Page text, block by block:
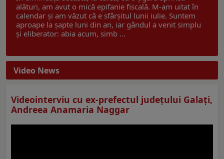
alături, am avut o mică epifanie fiscală. M-am uitat în
calendar și am văzut că e sfârșitul lunii iulie. Suntem
aproape la șapte luni din an, iar gândul a venit simplu
și eliberator: abia acum, simb ...
Video News
Videointerviu cu ex-prefectul judeţului Galaţi,
Andreea Anamaria Naggar